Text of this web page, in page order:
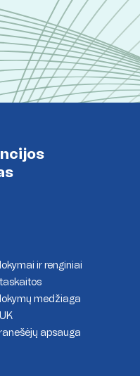
ir renginiai
medžiaga
apsauga